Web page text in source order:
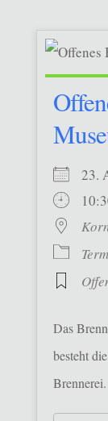
23.
Das
besteht
Brennerei.